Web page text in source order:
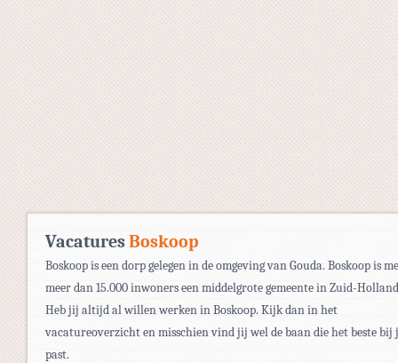
VacaturesBoskoop
Boskoop is een dorp gelegen in de omgeving van Gouda. Boskoop is
meer dan 15.000 inwoners een middelgrote gemeente in Zuid-
Heb jij altijd al willen werken in Boskoop. Kijk dan in het
vacatureoverzicht en misschien vind jij wel de baan die het beste bij
past.